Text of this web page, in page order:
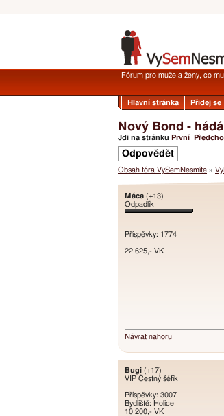
Fórum pro muže a ženy, co
Hlavní stránka Přidej se
Nový Bond -
Jdi na stránku První
Odpovědět
Obsah fóra VySemNesmíte »
Máca (+13)
Odpadlík
Příspěvky: 1774
22 625,- VK
Návrat nahoru
Bugi (+17)
VIP Čestný šéfík
Příspěvky: 3007
Bydliště: Holice
10 200,- VK